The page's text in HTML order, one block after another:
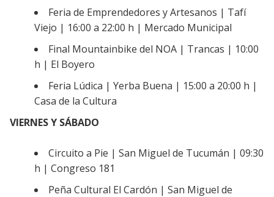
Feria de Emprendedores y Artesanos | Tafí
Viejo | 16:00 a 22:00 h | Mercado Municipal
Final Mountainbike del NOA | Trancas | 10:00
h | El Boyero
Feria Lúdica | Yerba Buena | 15:00 a 20:00 h |
Casa de la Cultura
VIERNES Y SÁBADO
Circuito a Pie | San Miguel de Tucumán | 09:30
h | Congreso 181
Peña Cultural El Cardón | San Miguel de